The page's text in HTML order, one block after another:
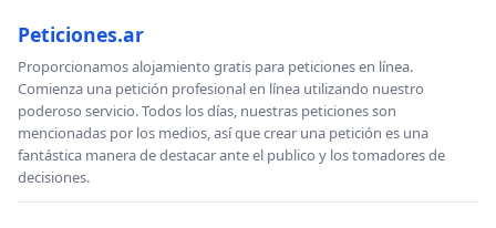
Peticiones.ar
Proporcionamos alojamiento gratis para peticiones en línea.
Comienza una petición profesional en línea utilizando nuestro
poderoso servicio. Todos los días, nuestras peticiones son
mencionadas por los medios, así que crear una petición es una
fantástica manera de destacar ante el publico y los tomadores de
decisiones.